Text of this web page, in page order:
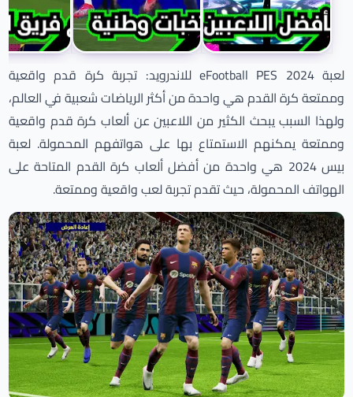
لعبة eFootball PES 2024 للاندرويد: تجربة كرة قدم واقعية
وممتعة كرة القدم هي واحدة من أكثر الرياضات شعبية في العالم،
ولهذا السبب يبحث الكثير من اللاعبين عن ألعاب كرة قدم واقعية
وممتعة يمكنهم الاستمتاع بها على هواتفهم المحمولة. لعبة
بيس 2024 هي واحدة من أفضل ألعاب كرة القدم المتاحة على
الهواتف المحمولة، حيث تقدم تجربة لعب واقعية وممتعة.